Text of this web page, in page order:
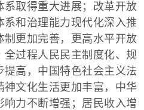
取得重大进展；改革开放
系和治理能力现代化深入推
制更加完善，更高水平开放
全过程人民民主制度化、规
高，中国特色社会主义法
文化生活更加丰富，中华
响力不断增强；居民收入增